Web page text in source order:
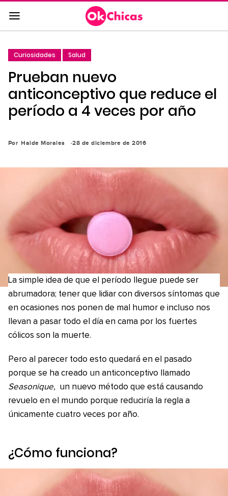
Saltar
al
contenido
a
la
navegación
principal
Curiosidades Salud
Prueban nuevo
anticonceptivo que reduce el
período a 4 veces por año
Por Haide Morales 28 de diciembre de 2016
La simple idea de que el período llegue puede ser
abrumadora; tener que lidiar con diversos síntomas que
en ocasiones nos ponen de mal humor e incluso nos
llevan a pasar todo el día en cama por los fuertes
cólicos son la muerte.
Pero al parecer todo esto quedará en el pasado
porque se ha creado un anticonceptivo llamado
Seasonique, un nuevo método que está causando
revuelo en el mundo porque reduciría la regla a
únicamente cuatro veces por año.
¿Cómo funciona?